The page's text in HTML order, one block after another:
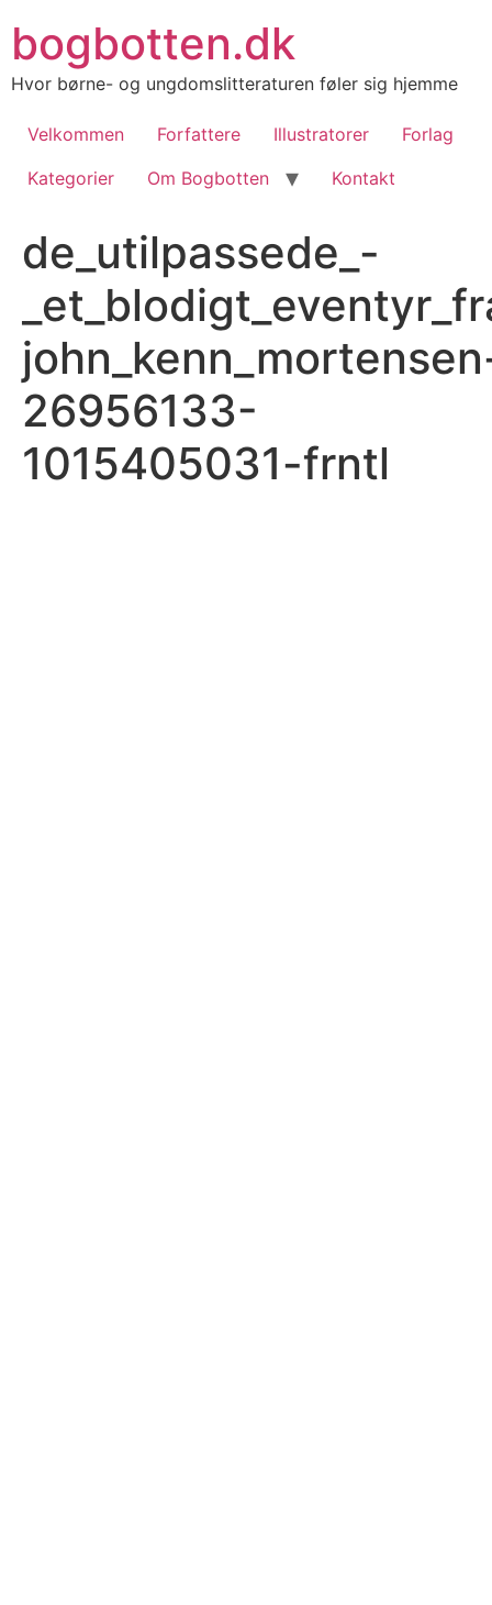
indhold
bogbotten.dk
Hvor børne- og ungdomslitteraturen føler sig hjemme
Velkommen Forfattere Illustratorer
Forlag
Kategorier
Om Bogbotten Kontakt
de_utilpassede_-
26956133-
1015405031-frntl